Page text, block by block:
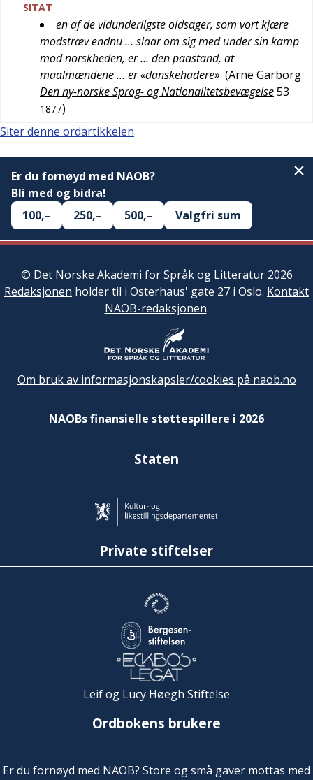
SITAT
en af de vidunderligste oldsager, som vort kjære
modstræv endnu … slaar om sig med under sin kamp
mod norskheden, er … den paastand, at
maalmændene … er «danskehadere» (Arne Garborg
Den ny-norske Sprog- og Nationalitetsbevægelse53
1877)
Siter denne ordartikkelen
Er du fornøyd med NAOB?
Bli med og bidra!
100,–
250,– 500,– Valgfri sum
© Det Norske Akademi for Språk og Litteratur2026
Redaksjonen holder til i Osterhaus' gate 27 i Oslo. Kontakt
NAOB-redaksjonen.
Om bruk av informasjonskapsler/cookies på naob.no
NAOBs finansielle støttespillere i 2026
Staten
Private stiftelser
Leif og Lucy Høegh Stiftelse
Ordbokens brukere
Er du fornøyd med NAOB? Store og små gaver mottas med